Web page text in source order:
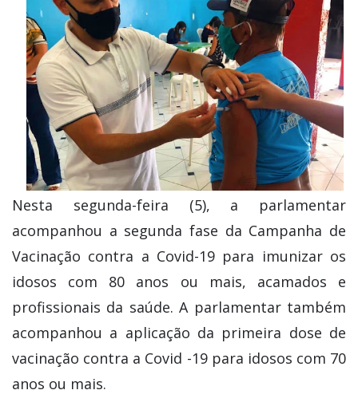
Nesta segunda-feira (5), a parlamentar
acompanhou a segunda fase da Campanha de
Vacinação contra a Covid-19 para imunizar os
idosos com 80 anos ou mais, acamados e
profissionais da saúde. A parlamentar também
acompanhou a aplicação da primeira dose de
vacinação contra a Covid -19 para idosos com 70
anos ou mais.